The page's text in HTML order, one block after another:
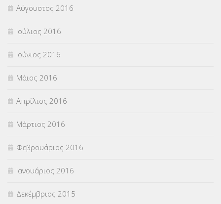
Αύγουστος 2016
Ιούλιος 2016
Ιούνιος 2016
Μάιος 2016
Απρίλιος 2016
Μάρτιος 2016
Φεβρουάριος 2016
Ιανουάριος 2016
Δεκέμβριος 2015